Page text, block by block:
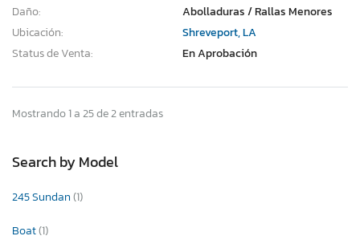
Daño:
Abolladuras / Rallas Menores
Ubicación:
Shreveport, LA
Status de Venta:
En Aprobación
Mostrando 1 a 25 de 2 entradas
Search by Model
245 Sundan(1)
Boat(1)